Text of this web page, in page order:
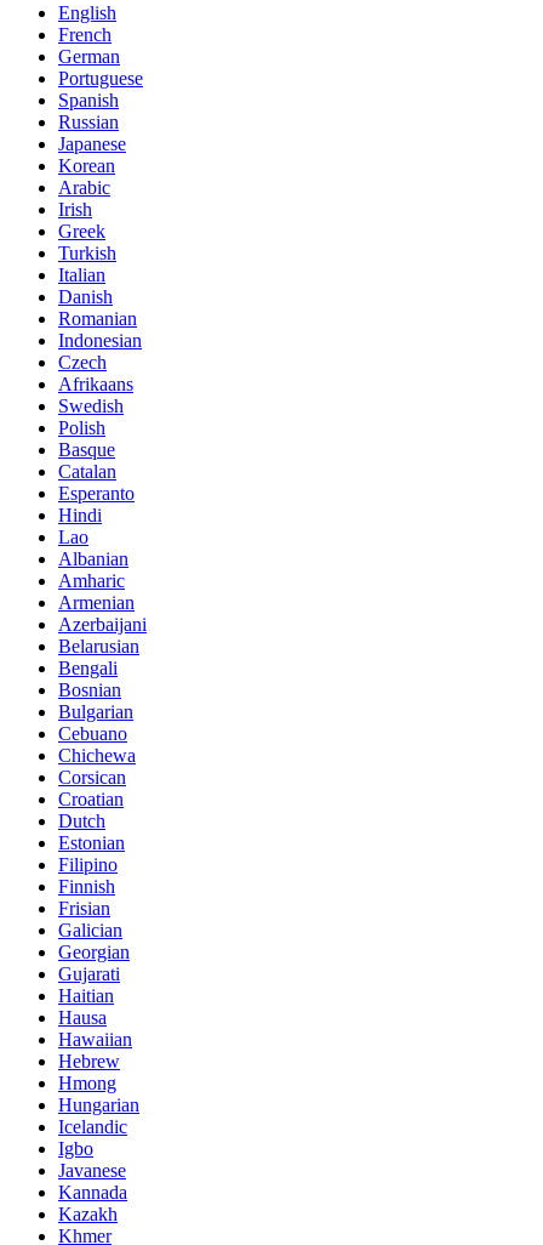
English
French
German
Portuguese
Spanish
Russian
Japanese
Korean
Arabic
Irish
Greek
Turkish
Italian
Danish
Romanian
Indonesian
Czech
Afrikaans
Swedish
Polish
Basque
Catalan
Esperanto
Hindi
Lao
Albanian
Amharic
Armenian
Azerbaijani
Belarusian
Bengali
Bosnian
Bulgarian
Cebuano
Chichewa
Corsican
Croatian
Dutch
Estonian
Filipino
Finnish
Frisian
Galician
Georgian
Gujarati
Haitian
Hausa
Hawaiian
Hebrew
Hmong
Hungarian
Icelandic
Igbo
Javanese
Kannada
Kazakh
Khmer